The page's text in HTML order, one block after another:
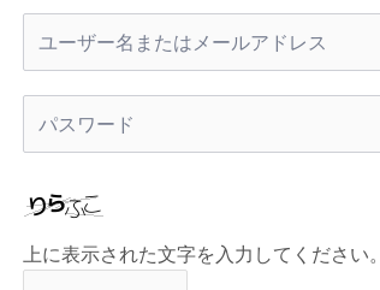
上に表示された文字を入力してください。